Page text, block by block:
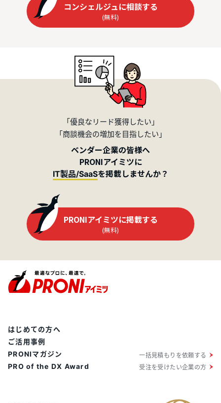
コンシェルジュに相談する
(無料)
「優良なリード獲得したい」
「商談機会の増加を目指したい」
ベンダー企業の皆様へ
PRONIアイミツに
IT製品/SaaSを掲載しませんか？
PRONIアイミツに掲載する
(無料)
はじめての方へ
ご活用事例
PRONIマガジン
PRO of the DX Award
一括見積もりを依頼する
受注を受けたい企業の方